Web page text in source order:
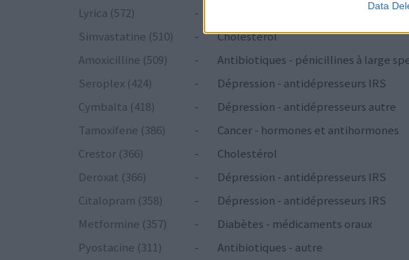
Data
Lyrica (572)
-
Simvastatine (510)
-
Cholestérol
Amoxicilline (509)
-
Antibiotiques - pénicillines à large
Seroplex (424)
-
Dépression - antidépresseurs IRS
Cymbalta (418)
-
Dépression - antidépresseurs autre
Tamoxifene (386)
-
Cancer - hormones et antihormones
Crestor (366)
-
Cholestérol
Deroxat (366)
-
Dépression - antidépresseurs IRS
Citalopram (358)
-
Dépression - antidépresseurs IRS
Metformine (357)
-
Diabètes - médicaments oraux
Pyostacine (311)
-
Antibiotiques - autre